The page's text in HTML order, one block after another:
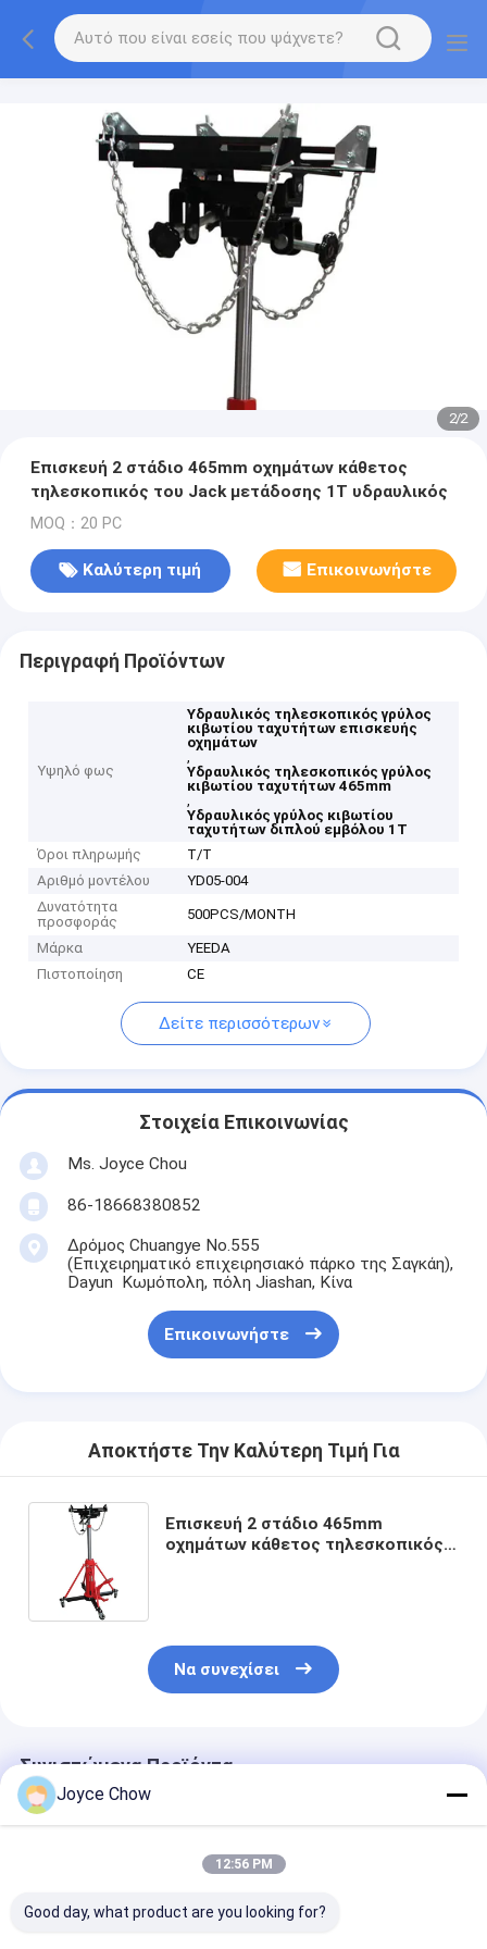
2/2
Επισκευή 2 στάδιο 465mm οχημάτων κάθετος
τηλεσκοπικός του Jack μετάδοσης 1T υδραυλικός
MOQ：20 PC
Καλύτερη τιμή Επικοινωνήστε
Περιγραφή Προϊόντων
Υψηλό φως
Υδραυλικός τηλεσκοπικός γρύλος
κιβωτίου ταχυτήτων επισκευής
οχημάτων
,
Υδραυλικός τηλεσκοπικός γρύλος
κιβωτίου ταχυτήτων 465mm
,
Υδραυλικός γρύλος κιβωτίου
ταχυτήτων διπλού εμβόλου 1T
Όροι πληρωμής
T/T
Αριθμό μοντέλου
YD05-004
Δυνατότητα
προσφοράς
500PCS/MONTH
Μάρκα
YEEDA
Πιστοποίηση
CE
Δείτε περισσότερων
Στοιχεία Επικοινωνίας
Ms. Joyce Chou
86-18668380852
Δρόμος Chuangye No.555
(Επιχειρηματικό επιχειρησιακό πάρκο της Σαγκάη),
Dayun Κωμόπολη, πόλη Jiashan, Κίνα
Επικοινωνήστε
Αποκτήστε Την Καλύτερη Τιμή Για
Επισκευή 2 στάδιο 465mm
οχημάτων κάθετος τηλεσκοπικός
Να συνεχίσει
Συνιστώμενα Προϊόντα
Joyce Chow
12:56 PM
Good day, what product are you looking for?